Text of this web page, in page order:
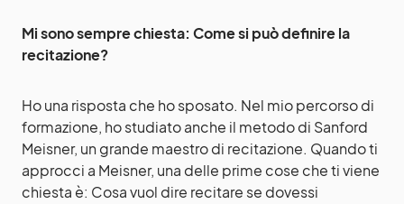
Mi sono sempre chiesta: Come si può definire la
recitazione?
Ho una risposta che ho sposato. Nel mio percorso di
formazione, ho studiato anche il metodo di Sanford
Meisner, un grande maestro di recitazione. Quando ti
approcci a Meisner, una delle prime cose che ti viene
chiesta è: Cosa vuol dire recitare se dovessi